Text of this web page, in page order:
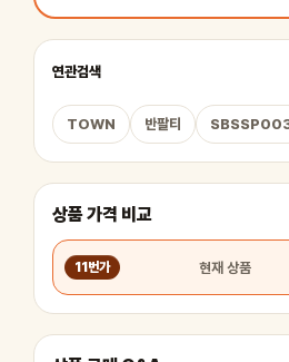
연관검색
TOWN 반팔티
상품 가격 비교
11번가 현재 상품